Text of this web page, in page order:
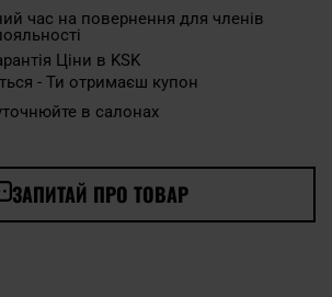
час на повернення для членів
Ціни в KSK
- Ти отримаєш купон
в салонах
ЗАПИТАЙ ПРО ТОВАР